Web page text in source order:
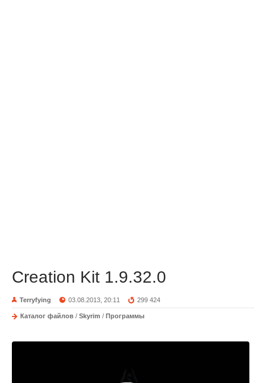
Creation Kit 1.9.32.0
Terryfying 03.08.2013, 20:11 299 424
Каталог файлов / Skyrim / Программы